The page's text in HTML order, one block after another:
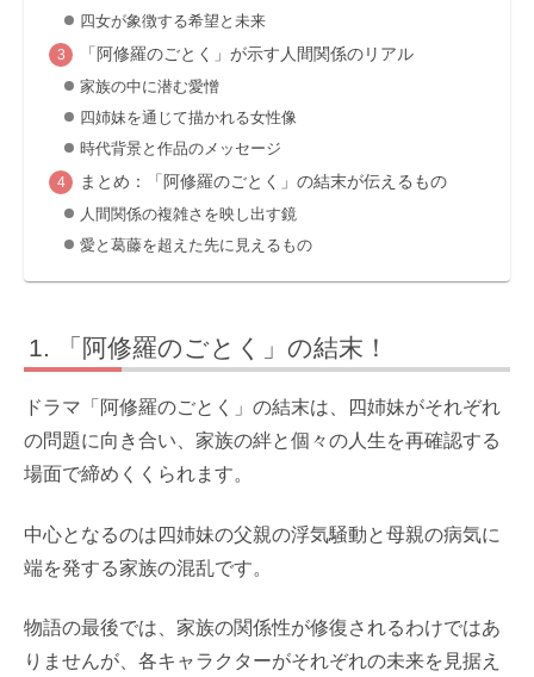
四女が象徴する希望と未来
「阿修羅のごとく」が示す人間関係のリアル
家族の中に潜む愛憎
四姉妹を通じて描かれる女性像
時代背景と作品のメッセージ
まとめ：「阿修羅のごとく」の結末が伝えるもの
人間関係の複雑さを映し出す鏡
愛と葛藤を超えた先に見えるもの
「阿修羅のごとく」の結末！
ドラマ「阿修羅のごとく」の結末は、四姉妹がそれぞれ
の問題に向き合い、家族の絆と個々の人生を再確認する
場面で締めくくられます。
中心となるのは四姉妹の父親の浮気騒動と母親の病気に
端を発する家族の混乱です。
物語の最後では、家族の関係性が修復されるわけではあ
りませんが、各キャラクターがそれぞれの未来を見据え